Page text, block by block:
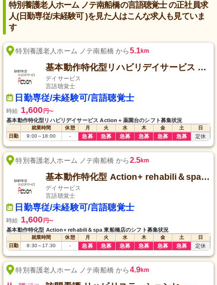
特別養護老人ホーム ノテ南船橋の言語聴覚士 の正社員求
人(日勤専従/未経験可 )を見た人はこんな求人も見ていま
す
特別養護老人ホーム ノテ南船橋 から5.1km
基本動作特化型リハビリデイサービス Action＋薬園台
デイサービス
言語聴覚士
日勤専従/未経験可/言語聴覚士
時給 1,600 円〜
基本動作特化型リハビリデイサービス Action＋薬園台のシフト募集状況
就業時間 休憩 月 火 水 木 金 土
日
日勤
9:00～18:00 - 急募 急募 急募 急募 急募 急募 定休
特別養護老人ホーム ノテ南船橋 から2.5km
基本動作特化型 Action+ rehabili＆spa 東船橋店
デイサービス
言語聴覚士
日勤専従/未経験可/言語聴覚士
時給 1,600 円〜
基本動作特化型 Action+ rehabili＆spa 東船橋店のシフト募集状況
就業時間 休憩 月 火 水 木 金 土
日
日勤
8:30～17:30 - 急募 急募 急募 急募 急募 急募 定休
特別養護老人ホーム ノテ南船橋 から4.9km